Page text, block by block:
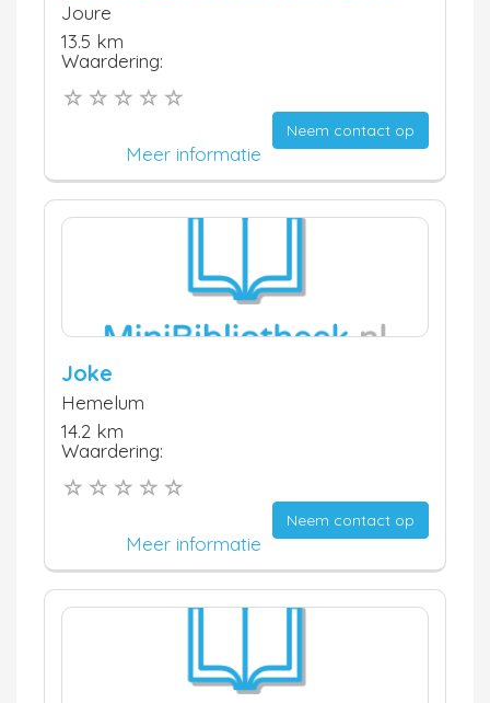
Joure
13.5 km
Waardering:
Neem contact op
Meer informatie
Joke
Hemelum
14.2 km
Waardering:
Neem contact op
Meer informatie